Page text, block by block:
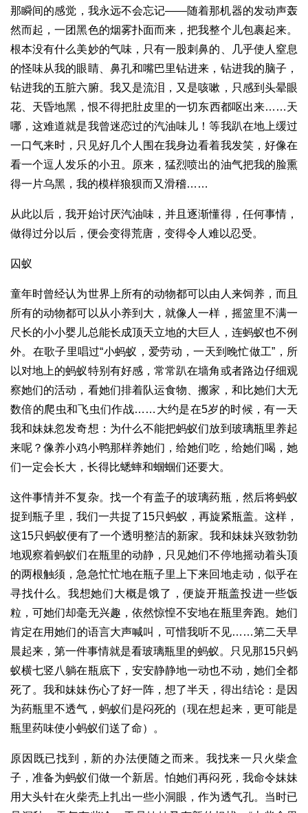
那瞬间的感觉，我永远不会忘记——随着那机器的发动声轰
然而起，一团黑色的烟雾扑面而来，把我整个儿包裹起来。
根本没有什么美妙的气味，只有一股刺鼻的、几乎使人窒息
的怪味从我的眼睛、鼻孔和嘴巴里钻进来，钻进我的脑子，
钻进我的五脏六腑。我又是流泪，又是咳嗽，只感到头晕眼
花、天昏地黑，恨不得把肚皮里的一切东西都呕出来……天
哪，这难道就是我曾迷恋过的汽油味儿！等我趴在地上缓过
一口气来时，只见好几个人围在我身边看着我发笑，好像在
看一个逗人发乐的小丑。原来，猛烈喷出的油气把我的脸熏
得一片乌黑，我的模样狼狈而又滑稽……
从此以后，我开始讨厌汽油味，并且逐渐懂得，任何事情，
做得过分以后，便会变得荒唐，变得令人难以忍受。
囚蚁
童年时曾经认为世界上所有的动物都可以由人来饲养，而且
所有的动物都可以从小养到大，就像人一样，摇篮里不满一
尺长的小小婴儿总能长成顶天立地的大巨人，连蚂蚁也不例
外。在歌子里唱过“小蚂蚁，爱劳动，一天到晚忙做工”，所
以对地上的蚂蚁特别有好感，常常趴在墙角或者路边仔细观
察她们的活动，看她们排着队运食物、搬家，和比她们大无
数倍的爬虫和飞虫们作战……大约是在5岁的时候，有一天
我和妹妹忽发奇想：为什么不能把蚂蚁们放到玻璃瓶里养起
来呢？像养小鸡小鸭那样养她们，给她们吃，给她们喝，她
们一定会长大，长得比蟋蟀和蝈蝈们还要大。
这件事情并不复杂。找一个有盖子的玻璃药瓶，然后将蚂蚁
捉到瓶子里，我们一共捉了15只蚂蚁，再旋紧瓶盖。这样，
这15只蚂蚁便有了一个透明整洁的新家。我和妹妹兴致勃勃
地观察着蚂蚁们在瓶里的动静，只见她们不停地摇动着头顶
的两根触须，急急忙忙地在瓶子里上下来回地走动，似乎在
寻找什么。我想她们大概是饿了，便旋开瓶盖投进一些饭
粒，可她们却毫无兴趣，依然惊惶不安地在瓶里奔跑。她们
肯定在用她们的语言大声喊叫，可惜我听不见……第二天早
晨起来，第一件事情就是看玻璃瓶里的蚂蚁。只见那15只蚂
蚁横七竖八躺在瓶底下，安安静静地一动也不动，她们全都
死了。我和妹妹伤心了好一阵，想了半天，得出结论：是因
为药瓶里不透气，蚂蚁们是闷死的（现在想起来，更可能是
瓶里药味使小蚂蚁们送了命）。
原因既已找到，新的办法便随之而来。我找来一只火柴盒
子，准备为蚂蚁们做一个新居。怕她们再闷死，我命令妹妹
用大头针在火柴壳上扎出一些小洞眼，作为透气孔。当时已